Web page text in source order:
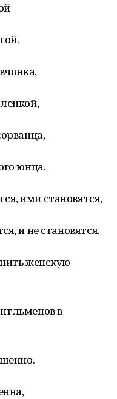
юнца.
ими становятся,
и не становятся.
женскую
в